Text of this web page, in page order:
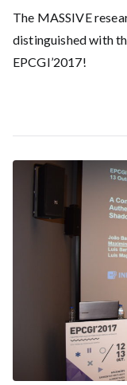
The MASSIVE
distinguished with
EPCGI’2017!